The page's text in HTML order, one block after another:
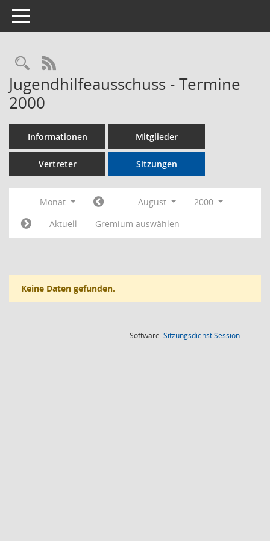
Toggle navigation
Rechercheauswahl
RSS-Feed
Jugendhilfeausschuss - Termine
2000
Informationen Mitglieder
Vertreter Sitzungen
Monat August
2000
Aktuell
Gremium auswählen
Keine Daten gefunden.
Software:SitzungsdienstSession(Wird in